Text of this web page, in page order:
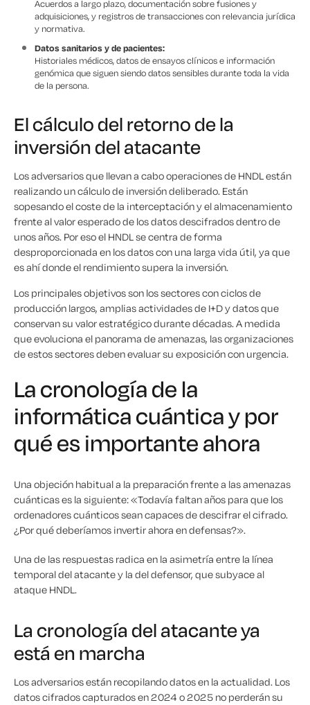
Acuerdos a largo plazo, documentación sobre fusiones y
adquisiciones, y registros de transacciones con relevancia jurídica
y normativa.
Datos sanitarios y de pacientes:
Historiales médicos, datos de ensayos clínicos e información
genómica que siguen siendo datos sensibles durante toda la vida
de la persona.
El cálculo del retorno de la
inversión del atacante
Los adversarios que llevan a cabo operaciones de HNDL están
realizando un cálculo de inversión deliberado. Están
sopesando el coste de la interceptación y el almacenamiento
frente al valor esperado de los datos descifrados dentro de
unos años. Por eso el HNDL se centra de forma
desproporcionada en los datos con una larga vida útil, ya que
es ahí donde el rendimiento supera la inversión.
Los principales objetivos son los sectores con ciclos de
producción largos, amplias actividades de I+D y datos que
conservan su valor estratégico durante décadas. A medida
que evoluciona el panorama de amenazas, las organizaciones
de estos sectores deben evaluar su exposición con urgencia.
La cronología de la
informática cuántica y por
qué es importante ahora
Una objeción habitual a la preparación frente a las amenazas
cuánticas es la siguiente: «Todavía faltan años para que los
ordenadores cuánticos sean capaces de descifrar el cifrado.
¿Por qué deberíamos invertir ahora en defensas?».
Una de las respuestas radica en la asimetría entre la línea
temporal del atacante y la del defensor, que subyace al
ataque HNDL.
La cronología del atacante ya
está en marcha
Los adversarios están recopilando datos en la actualidad. Los
datos cifrados capturados en 2024 o 2025 no perderán su